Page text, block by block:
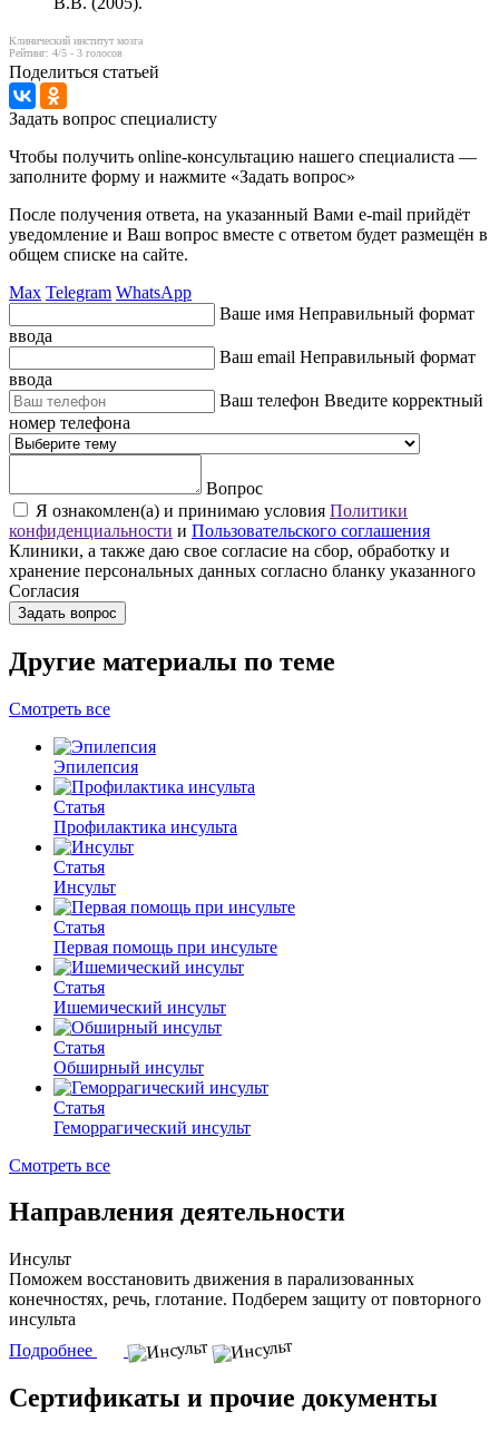
Клинический институт мозга
Рейтинг: 4/5 - 3 голосов
Поделиться статьей
Задать вопрос специалисту
Чтобы получить online-консультацию нашего специалиста —
заполните форму и нажмите «Задать вопрос»
После получения ответа, на указанный Вами e-mail прийдёт
уведомление и Ваш вопрос вместе с ответом будет размещён в
общем списке на сайте.
Max Telegram WhatsApp
Ваше имя Неправильный формат
ввода
Ваш email Неправильный формат
ввода
Ваш телефон Введите корректный
номер телефона
Вопрос
Я ознакомлен(а) и принимаю условия Политики
конфиденциальности и Пользовательского соглашения
Клиники, а также даю свое согласие на сбор, обработку и
хранение персональных данных согласно бланку указанного
Согласия
Задать вопрос
Другие материалы по теме
Смотреть все
Эпилепсия
Статья
Профилактика инсульта
Статья
Инсульт
Статья
Первая помощь при инсульте
Статья
Ишемический инсульт
Статья
Обширный инсульт
Статья
Геморрагический инсульт
Смотреть все
Направления деятельности
Инсульт
Поможем восстановить движения в парализованных
конечностях, речь, глотание. Подберем защиту от повторного
инсульта
Подробнее
Сертификаты и прочие документы